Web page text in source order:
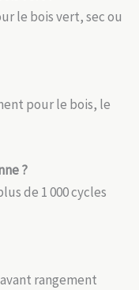
le bois vert, sec ou
pour le bois, le
?
de 1 000 cycles
rangement